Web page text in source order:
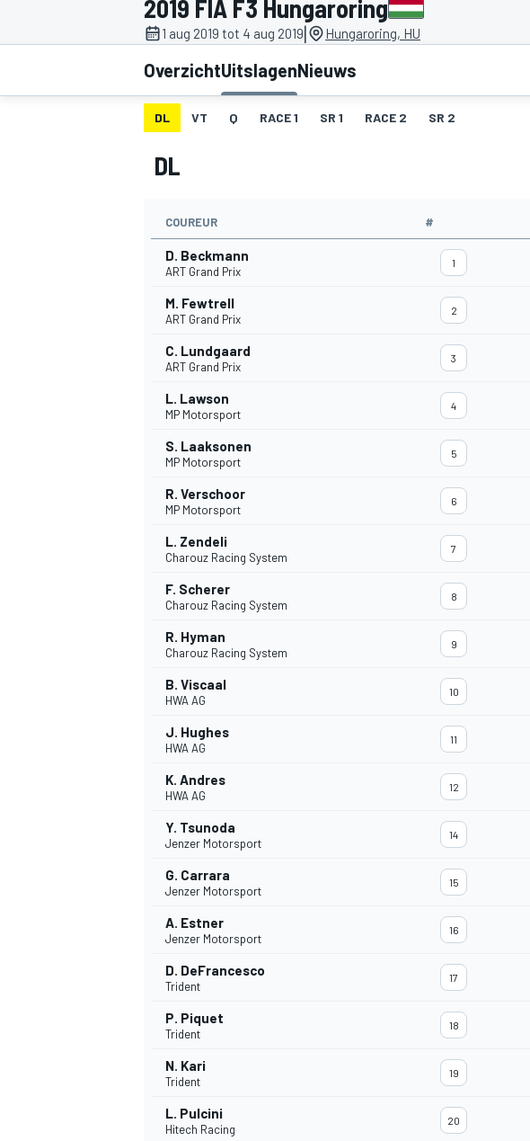
WEC
2019 FIA F3 Hungaroring
1 aug 2019 tot 4 aug 2019| Hungaroring, HU
OverzichtUitslagenNieuws
DL VT Q RACE 1 SR 1 RACE 2 SR 2
DL
COUREUR #
D. Beckmann
ART Grand Prix
1
M. Fewtrell
ART Grand Prix
2
C. Lundgaard
ART Grand Prix
3
L. Lawson
MP Motorsport
4
S. Laaksonen
MP Motorsport
5
R. Verschoor
MP Motorsport
6
L. Zendeli
Charouz Racing System
7
F. Scherer
Charouz Racing System
8
R. Hyman
Charouz Racing System
9
B. Viscaal
HWA AG
10
J. Hughes
HWA AG
11
K. Andres
HWA AG
12
Y. Tsunoda
Jenzer Motorsport
14
G. Carrara
Jenzer Motorsport
15
A. Estner
Jenzer Motorsport
16
D. DeFrancesco
Trident
17
P. Piquet
Trident
18
N. Kari
Trident
19
L. Pulcini
Hitech Racing
20